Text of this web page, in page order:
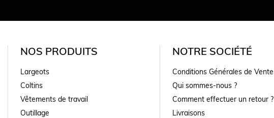
NOS PRODUITS
Largeots
Coltins
Vêtements de travail
Outillage
NOTRE SOCIÉTÉ
Conditions Générales de Vente
Qui sommes-nous ?
Comment effectuer un retour ?
Livraisons